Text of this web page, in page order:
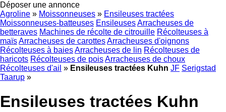
Déposer une annonce
Agroline » Moissonneuses » Ensileuses tractées
Moissonneuses-batteuses EnsileusesArracheuses de
betteraves Machines de récolte de citrouille Récolteuses à
maïsArracheuses de carottesArracheuses d'oignons
Récolteuses à baiesArracheuses de lin Récolteuses de
haricots Récolteuses de poisArracheuses de choux
Récolteuses d'ail » Ensileuses tractées Kuhn JF Serigstad
Taarup »
Ensileuses tractées Kuhn